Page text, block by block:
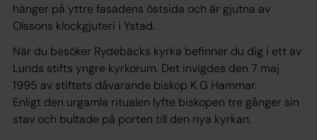
hänger på yttre fasadens östsida och är gjutna av
Olssons klockgjuteri i Ystad.
När du besöker Rydebäcks kyrka befinner du dig i ett av
Lunds stifts yngre kyrkorum. Det invigdes den 7 maj
1995 av stiftets dåvarande biskop K G Hammar.
Enligt den urgamla ritualen lyfte biskopen tre gånger sin
stav och bultade på porten till den nya kyrkan.